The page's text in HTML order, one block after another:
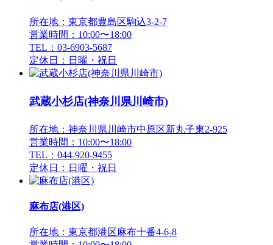
所在地：東京都豊島区駒込3-2-7
営業時間：10:00〜18:00
TEL：03-6903-5687
定休日：日曜・祝日
武蔵小杉店(神奈川県川崎市)
所在地：神奈川県川崎市中原区新丸子東2-925
営業時間：10:00〜18:00
TEL：044-920-9455
定休日：日曜・祝日
麻布店(港区)
所在地：東京都港区麻布十番4-6-8